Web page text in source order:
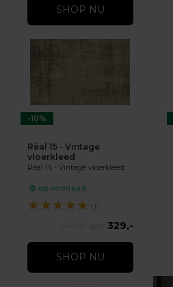
SHOP NU
-10%
Réal 15 - Vintage
vloerkleed
Réal 15 - Vintage vloerkleed
op voorraad
★★★★★ (1)
329,-
SHOP NU